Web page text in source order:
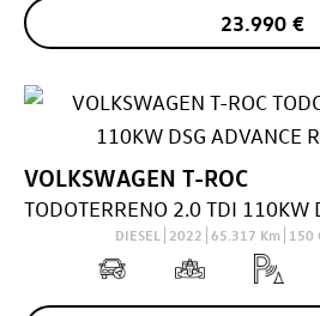
23.990 €
VOLKSWAGEN T-ROC
DIESEL 2022 65.317 Km 150